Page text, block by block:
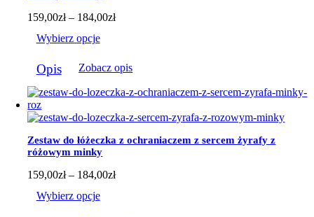
159,00zł – 184,00złZakres
do
Wybierz opcje
produkt
ma
wiele
wariantów.
Opcje
można
wybrać
na
stronie
Opis Zobacz opis
Zestaw do łóżeczka z ochraniaczem z sercem żyrafy z
różowym minky
159,00zł – 184,00złZakres
Wybierz opcje